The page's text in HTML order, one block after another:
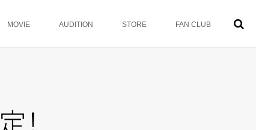
MOVIE AUDITION STORE FAN CLUB
定！